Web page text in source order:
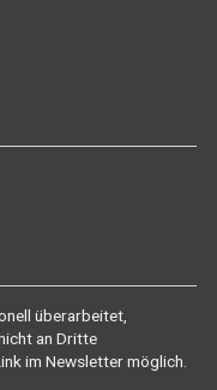
überarbeitet,
an Dritte
im Newsletter möglich.